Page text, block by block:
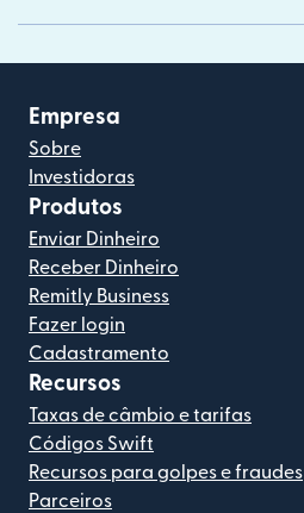
Empresa
Sobre
Investidoras
Produtos
Enviar Dinheiro
Receber Dinheiro
Remitly Business
Fazer login
Cadastramento
Recursos
Taxas de câmbio e tarifas
Códigos Swift
Recursos para golpes e fraudes
Parceiros